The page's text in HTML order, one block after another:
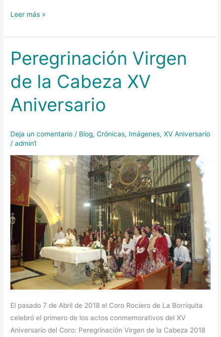
Leer más »
Peregrinación Virgen
de la Cabeza XV
Aniversario
Deja un comentario / Blog,Crónicas, Imágenes,XV Aniversario
/admin1
El pasado 7 de Abril de 2018 el Coro Rociero de La Borriquita
celebró el primero de los actos conmemorativos del XV
Aniversario del Coro: Peregrinación Virgen de la Cabeza 2018
Peregrinación
Virgen
de
la
Cabeza